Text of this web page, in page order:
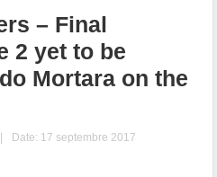
– Final
2 yet to be
Mortara on the
| Date: 17 septembre 2017